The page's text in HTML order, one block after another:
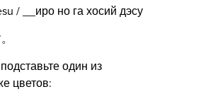
/ __иро но га хосий дэсу
один из
цветов: